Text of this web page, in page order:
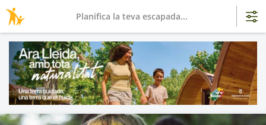
Planifica la teva escapada...